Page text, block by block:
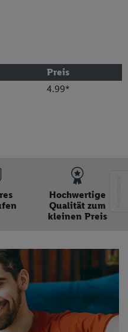
Preis
4.99*
Hochwertige
Qualität zum
kleinen Preis